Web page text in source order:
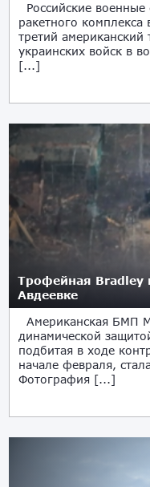
Российские
ракетного
третий американский
украинских войск в
[...]
Трофейная Bradley
Авдеевке
Американская БМП
динамической
подбитая в ходе
начале февраля,
Фотография [...]